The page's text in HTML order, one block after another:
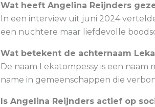
Wat heeft Angelina Reijnders
In een interview uit juni 2024
een nuchtere maar liefdevolle
Wat betekent de achternaam
De naam Lekatompessy is een
name in gemeenschappen die
Is Angelina Reijnders actief op